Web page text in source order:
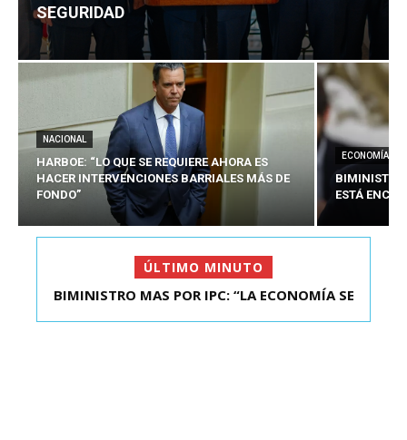
SEGURIDAD
NACIONAL
HARBOE: “LO QUE SE REQUIERE AHORA ES
HACER INTERVENCIONES BARRIALES MÁS DE
FONDO”
ECONOMÍA
BIMINISTRO
ESTÁ
ÚLTIMO MINUTO
KAST SE REUNIÓ CON EL PRESIDENTE ELECTO DE
BIMINISTRO MAS POR IPC: “LA ECONOMÍA SE